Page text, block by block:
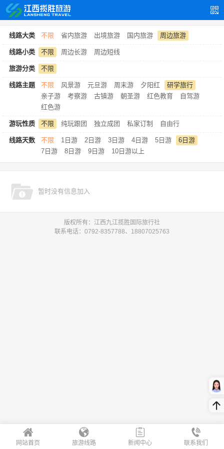
线路大类 不限 省内旅游 出境旅游 国内旅游 周边旅游
线路小类 不限 周边长游 周边短线
旅游分类 不限
线路主题 不限 风景游 元旦游 周末游 夕阳红
研学旅行
亲子游
考察游 古镇游 朝圣游 红色教育
自驾游
红色游
游玩性质 不限 纯玩跟团 独立成团 私家订制 自由行
线路天数 不限 1日游 2日游 3日游 4日游 5日游
6日游
7日游
8日游 9日游 10日游以上
暂时没有信息加入
版权所有：江西九江揽胜国际旅行社
联系电话：0792-8357788、18807025763
网站首页 旅游线路 新闻中心 联系我们